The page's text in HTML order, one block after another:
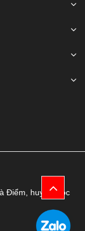
Điểm, huyện Hóc